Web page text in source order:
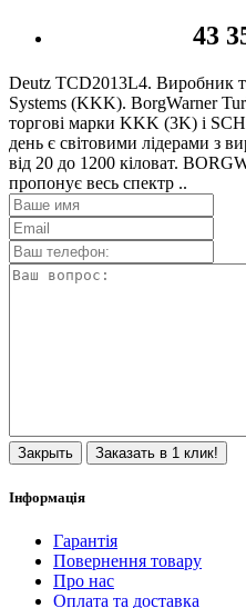
43
Deutz TCD2013L4. Виробник
Systems (KKK). BorgWarner
торгові марки KKK (3K) і
день є світовими лідерами з
від 20 до 1200 кіловат.
пропонує весь спектр ..
Закрыть Заказать в 1 клик!
Інформація
Гарантія
Повернення товару
Про нас
Оплата та доставка